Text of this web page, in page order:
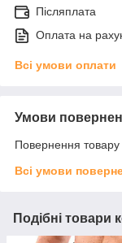
Післяплата
Оплата на
Всі умови оплати
Умови
Повернення товару
Всі умови
Подібні товари